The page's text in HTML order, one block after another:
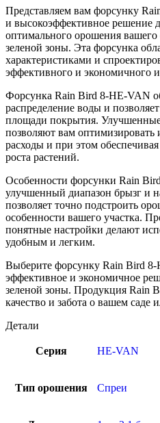
Представляем вам форсунку
и высокоэффективное решение
оптимального орошения вашего
зеленой зоны. Эта форсунка
характеристиками и
эффективного и экономичного
Форсунка Rain Bird 8-HE-VAN
распределение воды и
площади покрытия.
позволяют вам
расходы и при этом
роста растений.
Особенности форсунки Rain
улучшенный диапазон брызг и
позволяет точно подстроить
особенности вашего участка.
понятные настройки делают
удобным и легким.
Выберите форсунку Rain Bird
эффективное и экономичное
зеленой зоны. Продукция Rain
качество и забота о вашем саде
Детали
Серия HE-VAN
Тип орошения Спреи